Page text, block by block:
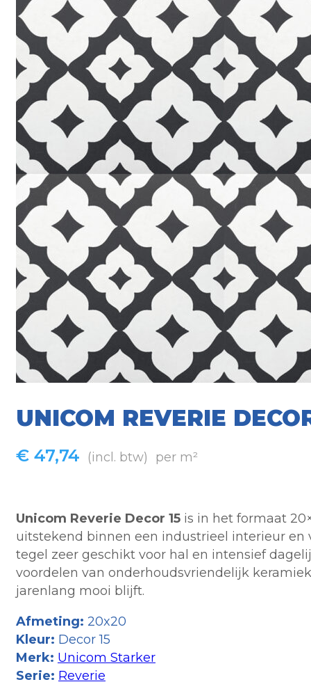
UNICOM REVERIE
€ 47,74 (incl. btw) per m²
Unicom Reverie Decor 15 is in het formaat
uitstekend binnen een industrieel interieur en
tegel zeer geschikt voor hal en intensief
voordelen van onderhoudsvriendelijk
jarenlang mooi blijft.
Afmeting: 20x20
Kleur: Decor 15
Merk: Unicom Starker
Serie: Reverie